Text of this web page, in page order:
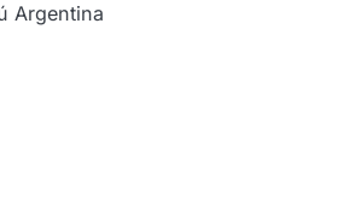
Argentina